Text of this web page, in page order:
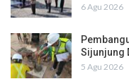
6 Agu 2026
Sijunjung
5 Agu 2026